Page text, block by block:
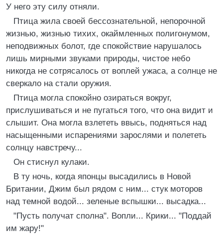
У него эту силу отняли.
Птица жила своей бессознательной, непорочной
жизнью, жизнью тихих, окаймленных полигонумом,
неподвижных болот, где спокойствие нарушалось
лишь мирными звуками природы, чистое небо
никогда не сотрясалось от воплей ужаса, а солнце не
сверкало на стали оружия.
Птица могла спокойно озираться вокруг,
прислушиваться и не пугаться того, что она видит и
слышит. Она могла взлететь ввысь, подняться над
насыщенными испарениями зарослями и полететь
солнцу навстречу...
Он стиснул кулаки.
В ту ночь, когда японцы высадились в Новой
Британии, Джим был рядом с ним... стук моторов
над темной водой... зеленые вспышки... высадка...
"Пусть получат сполна". Вопли... Крики... "Поддай
им жару!"